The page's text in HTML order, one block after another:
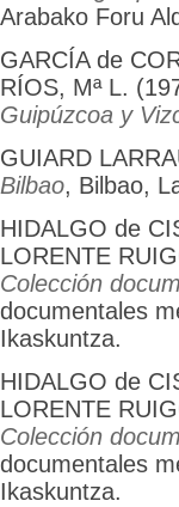
Arabako Foru
GARCÍA de
RÍOS, Mª L.
Guipúzcoa y
GUIARD
Bilbao, Bilbao,
HIDALGO de
LORENTE
Colección
documentales
Ikaskuntza.
HIDALGO de
LORENTE
Colección
documentales
Ikaskuntza.